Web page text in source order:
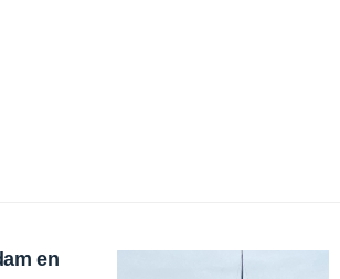
en